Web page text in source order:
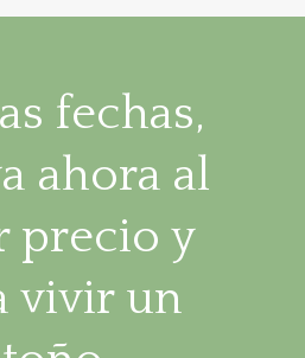
fechas,
ahora al
precio y
vivir un